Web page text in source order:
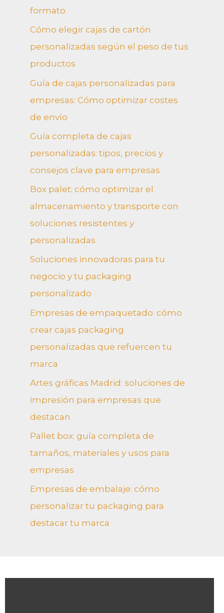
formato
Cómo elegir cajas de cartón
personalizadas según el peso de tus
productos
Guía de cajas personalizadas para
empresas: Cómo optimizar costes
de envío
Guía completa de cajas
personalizadas: tipos, precios y
consejos clave para empresas
Box palet: cómo optimizar el
almacenamiento y transporte con
soluciones resistentes y
personalizadas
Soluciones innovadoras para tu
negocio y tu packaging
personalizado
Empresas de empaquetado: cómo
crear cajas packaging
personalizadas que refuercen tu
marca
Artes gráficas Madrid: soluciones de
impresión para empresas que
destacan
Pallet box: guía completa de
tamaños, materiales y usos para
empresas
Empresas de embalaje: cómo
personalizar tu packaging para
destacar tu marca